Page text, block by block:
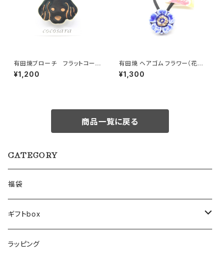
有田焼ブローチ フラットコーテ
ッド・レトリーバー
¥1,200
有田焼 ヘアゴム フラワー（花芯
金彩） ブルー
¥1,300
商品一覧に戻る
CATEGORY
福袋
ギフトbox
Lサイズ
ラッピング